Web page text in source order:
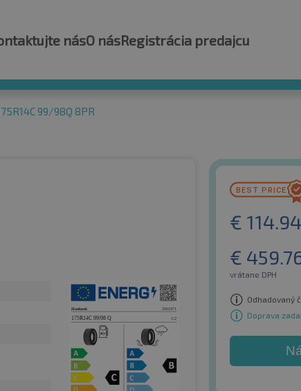
násO násRegistrácia predajcu
99/98Q 8PR
€ 114.94
€
vrátane DPH
Odhadovaný
Doprava